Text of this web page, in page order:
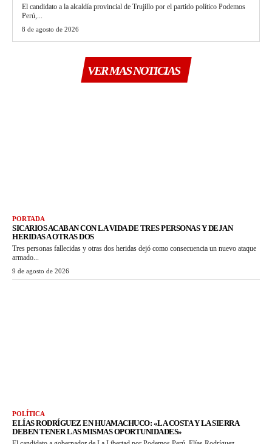
El candidato a la alcaldía provincial de Trujillo por el partido político Podemos
Perú,...
8 de agosto de 2026
VER MAS NOTICIAS
PORTADA
SICARIOS ACABAN CON LA VIDA DE TRES PERSONAS Y DEJAN
HERIDAS A OTRAS DOS
Tres personas fallecidas y otras dos heridas dejó como consecuencia un nuevo ataque
armado...
9 de agosto de 2026
POLÍTICA
ELÍAS RODRÍGUEZ EN HUAMACHUCO: «LA COSTA Y LA SIERRA
DEBEN TENER LAS MISMAS OPORTUNIDADES»